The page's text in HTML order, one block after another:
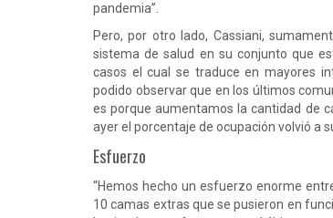
pandemia”.
Pero, por otro lado, Cassiani,
sistema de salud en su conjunto que
casos el cual se traduce en mayores
podido observar que en los últimos
es porque aumentamos la cantidad de
ayer el porcentaje de ocupación volvió a
Esfuerzo
“Hemos hecho un esfuerzo enorme
10 camas extras que se pusieron en